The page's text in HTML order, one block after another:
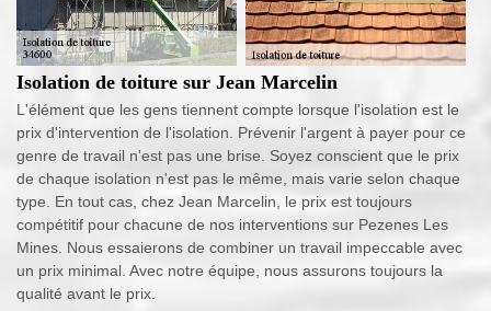
Isolation de toiture sur Jean Marcelin
L'élément que les gens tiennent compte lorsque l'isolation est le
prix d'intervention de l'isolation. Prévenir l'argent à payer pour ce
genre de travail n'est pas une brise. Soyez conscient que le prix
de chaque isolation n'est pas le même, mais varie selon chaque
type. En tout cas, chez Jean Marcelin, le prix est toujours
compétitif pour chacune de nos interventions sur Pezenes Les
Mines. Nous essaierons de combiner un travail impeccable avec
un prix minimal. Avec notre équipe, nous assurons toujours la
qualité avant le prix.